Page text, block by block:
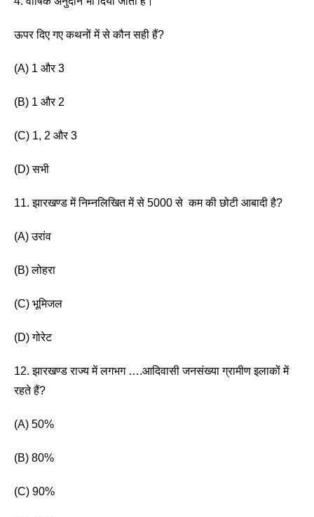
ऊपर दिए गए कथनों में से कौन सही हैं?
(A) 1 और 3
(B) 1 और 2
(C) 1, 2 और 3
(D) सभी
11. झारखण्ड में निम्नलिखित में से 5000 से  कम की छोटी आबादी है?
(A) उरांव
(B) लोहरा
(C) भूमिजल
(D) गोरेट
12. झारखण्ड राज्य में लगभग ….आदिवासी जनसंख्या ग्रामीण इलाकों में
रहते हैं?
(A) 50%
(B) 80%
(C) 90%